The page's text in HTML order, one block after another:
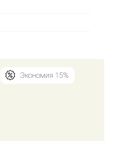
Экономия 15%